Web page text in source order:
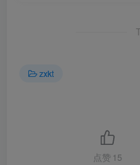
zxkt
点赞 15